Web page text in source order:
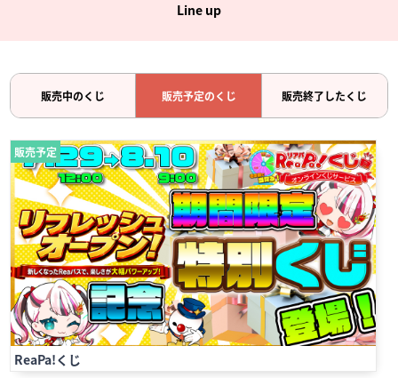
Line up
販売中のくじ 販売予定のくじ 販売終了したくじ
販売予定
ReaPa!くじ